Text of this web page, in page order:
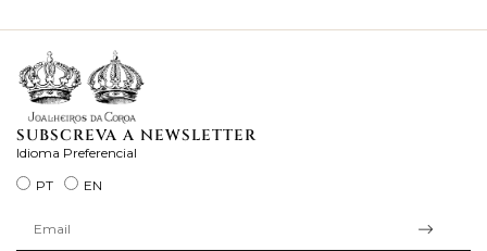
SUBSCREVA A NEWSLETTER
Idioma Preferencial
PT
EN